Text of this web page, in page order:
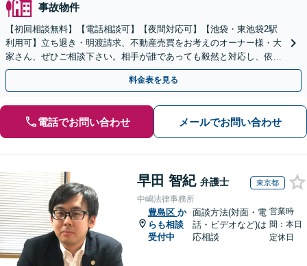
事故物件
【初回相談無料】【電話相談可】【夜間対応可】【池袋・東池袋2駅
利用可】立ち退き・明渡請求、不動産売買をお考えのオーナー様・大
家さん、ぜひご相談下さい。相手が誰であっても毅然と対応し、依頼
者様の正当な権利を主張します。
料金表を見る
電話でお問い合わせ メールでお問い合わせ
早田 智紀 弁護士 東京都
中嶋法律事務所
豊島区 か
らも相談
受付中
面談方法(対面・電
話・ビデオなど)は
応相談
営業時
間：本日
定休日